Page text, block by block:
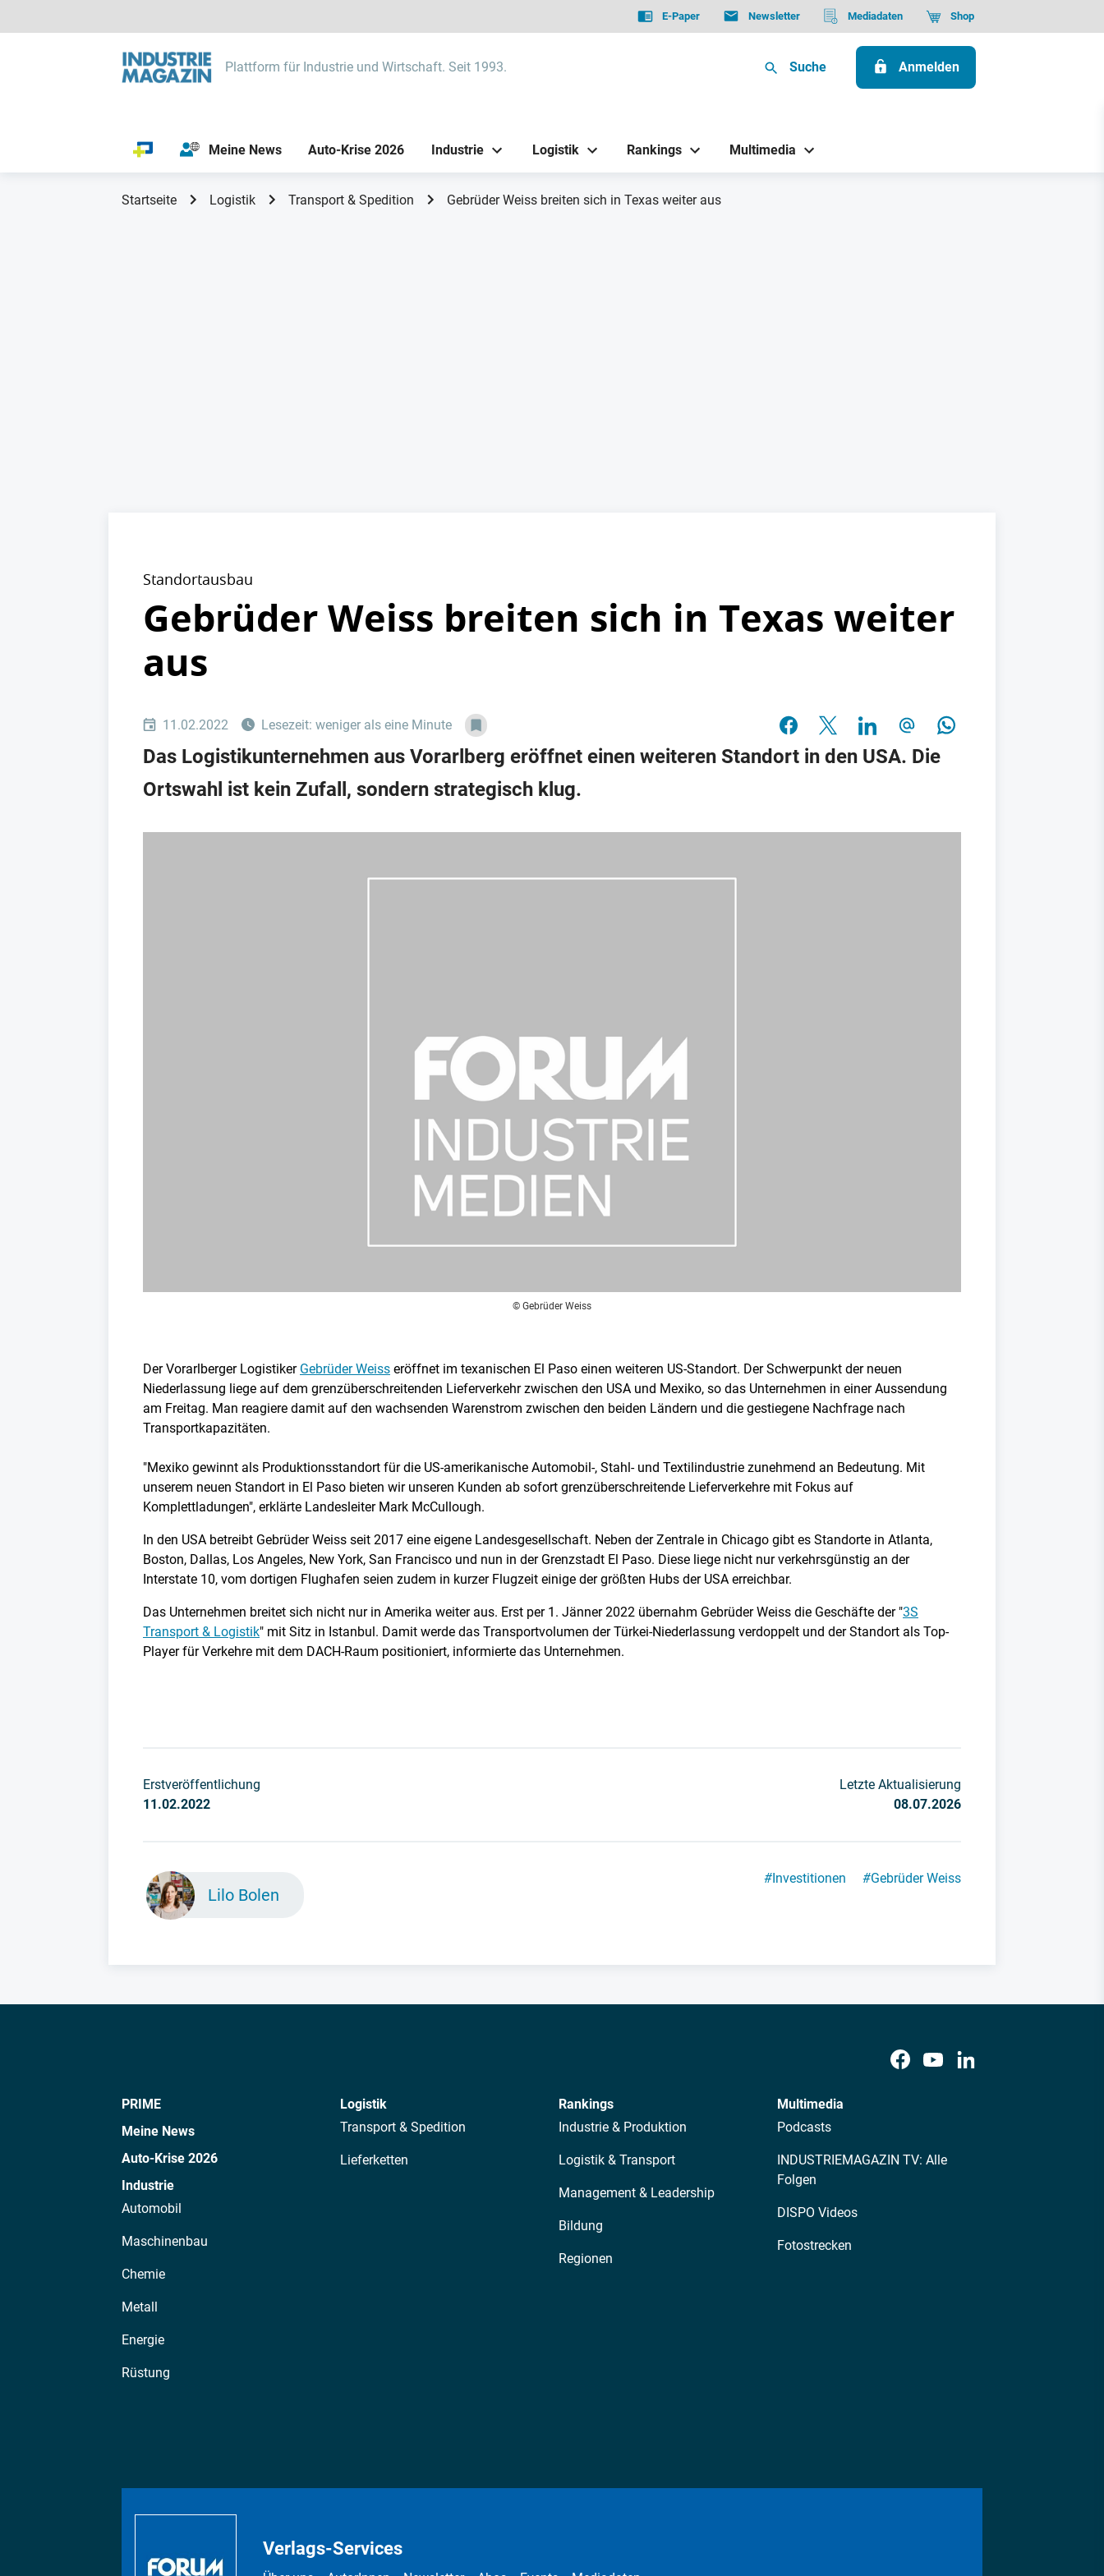
E-Paper Newsletter Mediadaten Shop
Plattform für Industrie und Wirtschaft. Seit 1993. Suche Anmelden
Meine News Auto-Krise 2026 Industrie Logistik Rankings Multimedia
Startseite Logistik Transport & Spedition Gebrüder Weiss breiten sich in Texas weiter aus
Standortausbau
Gebrüder Weiss breiten sich in Texas weiter
aus
11.02.2022 Lesezeit: weniger als eine Minute
Das Logistikunternehmen aus Vorarlberg eröffnet einen weiteren Standort in den USA. Die
Ortswahl ist kein Zufall, sondern strategisch klug.
© Gebrüder Weiss
Der Vorarlberger Logistiker Gebrüder Weiss eröffnet im texanischen El Paso einen weiteren US-Standort. Der Schwerpunkt der neuen
Niederlassung liege auf dem grenzüberschreitenden Lieferverkehr zwischen den USA und Mexiko, so das Unternehmen in einer Aussendung
am Freitag. Man reagiere damit auf den wachsenden Warenstrom zwischen den beiden Ländern und die gestiegene Nachfrage nach
Transportkapazitäten.
"Mexiko gewinnt als Produktionsstandort für die US-amerikanische Automobil-, Stahl- und Textilindustrie zunehmend an Bedeutung. Mit
unserem neuen Standort in El Paso bieten wir unseren Kunden ab sofort grenzüberschreitende Lieferverkehre mit Fokus auf
Komplettladungen", erklärte Landesleiter Mark McCullough.
In den USA betreibt Gebrüder Weiss seit 2017 eine eigene Landesgesellschaft. Neben der Zentrale in Chicago gibt es Standorte in Atlanta,
Boston, Dallas, Los Angeles, New York, San Francisco und nun in der Grenzstadt El Paso. Diese liege nicht nur verkehrsgünstig an der
Interstate 10, vom dortigen Flughafen seien zudem in kurzer Flugzeit einige der größten Hubs der USA erreichbar.
Das Unternehmen breitet sich nicht nur in Amerika weiter aus. Erst per 1. Jänner 2022 übernahm Gebrüder Weiss die Geschäfte der "3S
Transport & Logistik" mit Sitz in Istanbul. Damit werde das Transportvolumen der Türkei-Niederlassung verdoppelt und der Standort als Top-
Player für Verkehre mit dem DACH-Raum positioniert, informierte das Unternehmen.
Erstveröffentlichung
11.02.2022
Letzte Aktualisierung
08.07.2026
Lilo Bolen
#Investitionen #Gebrüder Weiss
PRIME
Meine News
Auto-Krise 2026
Industrie
Automobil
Maschinenbau
Chemie
Metall
Energie
Rüstung
Logistik
Transport & Spedition
Lieferketten
Rankings
Industrie & Produktion
Logistik & Transport
Management & Leadership
Bildung
Regionen
Multimedia
Podcasts
INDUSTRIEMAGAZIN TV: Alle
Folgen
DISPO Videos
Fotostrecken
Verlags-Services